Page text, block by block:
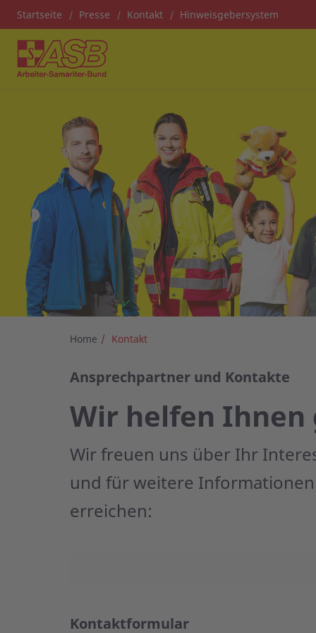
Startseite Presse Kontakt Hinweisgebersystem
Home Kontakt
Ansprechpartner und Kontakte
Wir helfen
Wir freuen uns über Ihr
und für weitere
erreichen:
Kontaktformular